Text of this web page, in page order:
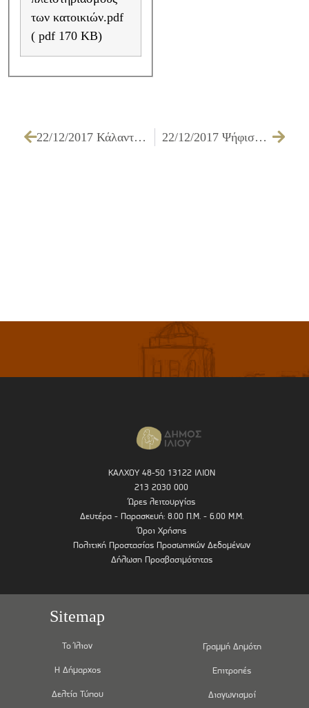
των κατοικιών.pdf
( pdf 170 KB)
22/12/2017 Κάλαντα και Χριστουγεννιάτικες μελωδίες από τα παιδιά του Ι.Π.Α.Π. «Η ΘΕΟΤΟΚΟΣ» 22/12/2017 Ψήφισμα Δημοτικού Συμβουλίου Ιλίου σχετικά με την απομάκρυνση της Υποδιεύθυνσης Ασφαλείας και του Τμήματος Δίωξης Ναρκωτικών Δυτικής Αττικής
ΚΑΛΧΟΥ 48-50 13122 ΙΛΙΟΝ
213 2030 000
Ώρες λειτουργίας
Δευτέρα - Παρασκευή: 8.00 Π.Μ. - 6.00 Μ.Μ.
Όροι Χρήσης
Πολιτική Προστασίας Προσωπικών Δεδομένων
Δήλωση Προσβασιμότητας
Sitemap
Το Ίλιον
Η Δήμαρχος
Δελτία Τύπου
Γραμμή Δημότη
Επιτροπές
Διαγωνισμοί